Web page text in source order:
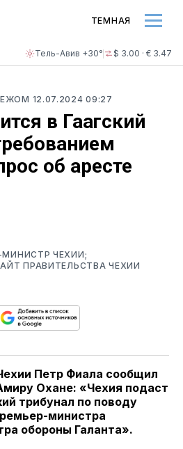
Тель-Авив +30° $ 3.00 · € 3.47
ТЕМНАЯ
12.07.2024 09:27
в Гаагский
об аресте
ЧЕХИИ;
ПРАВИТЕЛЬСТВА ЧЕХИИ
Петр Фиала сообщил
Охане: «Чехия подаст
трибунал по поводу
министра
обороны Галанта».